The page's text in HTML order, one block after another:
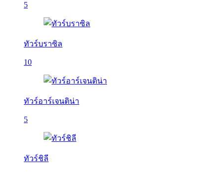
5
ทัวร์บราซิล
10
ทัวร์อาร์เจนติน่า
5
ทัวร์ชิลี